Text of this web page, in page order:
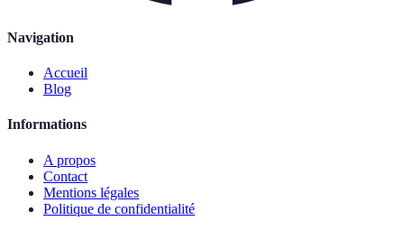
Navigation
Accueil
Blog
Informations
A propos
Contact
Mentions légales
Politique de confidentialité